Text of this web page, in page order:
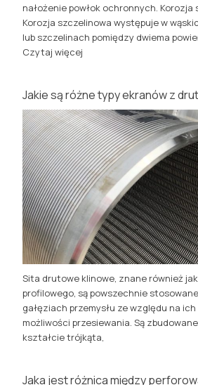
nałożenie powłok ochronnych. Korozja
Korozja szczelinowa występuje w
lub szczelinach pomiędzy dwiema
Czytaj więcej
Jakie są różne typy ekranów z
Sita drutowe klinowe, znane również
profilowego, są powszechnie
gałęziach przemysłu ze względu na
możliwości przesiewania. Są
kształcie trójkąta,
Jaka jest różnica między